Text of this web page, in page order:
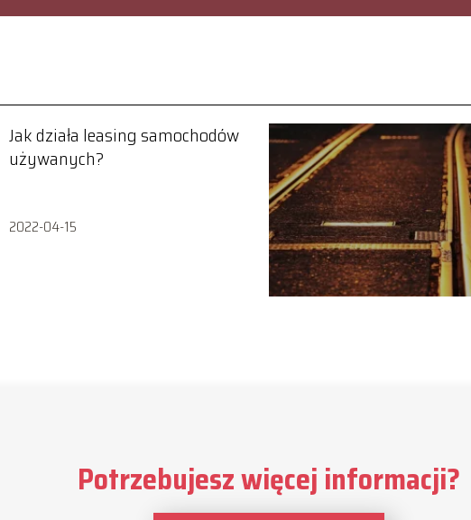
Jak działa leasing samochodów
używanych?
2022-04-15
Potrzebujesz więcej informacji?